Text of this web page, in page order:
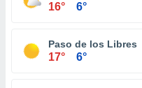
16° 6°
Paso de los Libres
17° 6°